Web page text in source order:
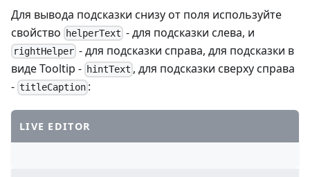
Для вывода подсказки снизу от поля используйте
свойство
helperText - для подсказки слева, и
rightHelper - для подсказки справа, для подсказки в
виде Tooltip - hintText , для подсказки сверху справа
- titleCaption :
LIVE EDITOR